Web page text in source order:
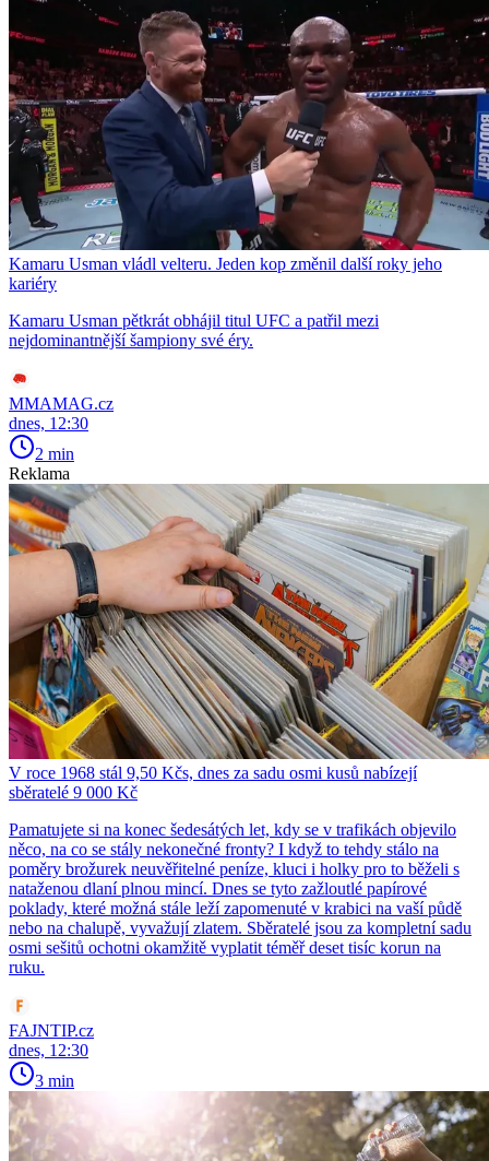
Kamaru Usman vládl velteru. Jeden kop změnil další roky jeho
kariéry
Kamaru Usman pětkrát obhájil titul UFC a patřil mezi
nejdominantnější šampiony své éry.
MMAMAG.cz
dnes, 12:30
2 min
Reklama
V roce 1968 stál 9,50 Kčs, dnes za sadu osmi kusů nabízejí
sběratelé 9 000 Kč
Pamatujete si na konec šedesátých let, kdy se v trafikách objevilo
něco, na co se stály nekonečné fronty? I když to tehdy stálo na
poměry brožurek neuvěřitelné peníze, kluci i holky pro to běželi s
nataženou dlaní plnou mincí. Dnes se tyto zažloutlé papírové
poklady, které možná stále leží zapomenuté v krabici na vaší půdě
nebo na chalupě, vyvažují zlatem. Sběratelé jsou za kompletní sadu
osmi sešitů ochotni okamžitě vyplatit téměř deset tisíc korun na
ruku.
FAJNTIP.cz
dnes, 12:30
3 min